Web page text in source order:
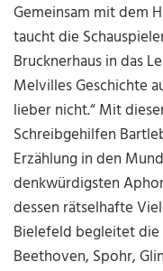
Gemeinsam mit dem
taucht die
Brucknerhaus in das
Melvilles Geschichte
lieber nicht.“ Mit
Schreibgehilfen
Erzählung in den
denkwürdigsten
dessen rätselhafte
Bielefeld begleitet die
Beethoven, Spohr,